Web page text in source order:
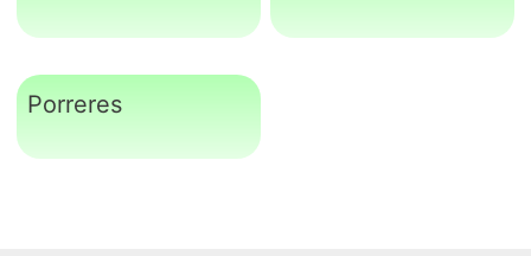
Porreres